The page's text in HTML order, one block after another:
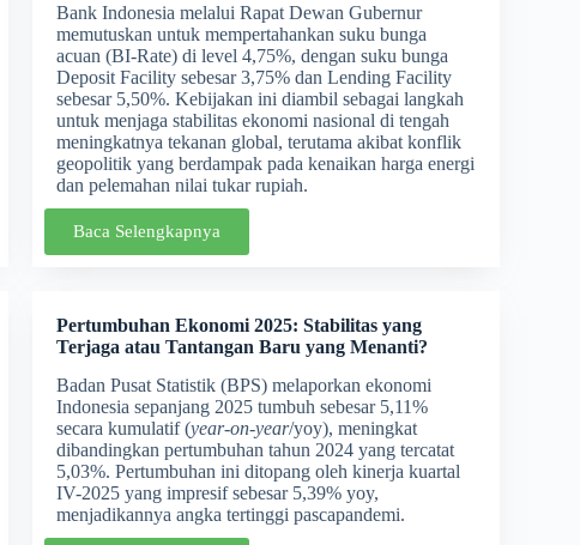
Bank Indonesia melalui Rapat Dewan Gubernur
memutuskan untuk mempertahankan suku bunga
acuan (BI-Rate) di level 4,75%, dengan suku bunga
Deposit Facility sebesar 3,75% dan Lending Facility
sebesar 5,50%. Kebijakan ini diambil sebagai langkah
untuk menjaga stabilitas ekonomi nasional di tengah
meningkatnya tekanan global, terutama akibat konflik
geopolitik yang berdampak pada kenaikan harga energi
dan pelemahan nilai tukar rupiah.
Baca Selengkapnya
Pertumbuhan Ekonomi 2025: Stabilitas yang
Terjaga atau Tantangan Baru yang Menanti?
Badan Pusat Statistik (BPS) melaporkan ekonomi
Indonesia sepanjang 2025 tumbuh sebesar 5,11%
secara kumulatif (year-on-year/yoy), meningkat
dibandingkan pertumbuhan tahun 2024 yang tercatat
5,03%. Pertumbuhan ini ditopang oleh kinerja kuartal
IV-2025 yang impresif sebesar 5,39% yoy,
menjadikannya angka tertinggi pascapandemi.